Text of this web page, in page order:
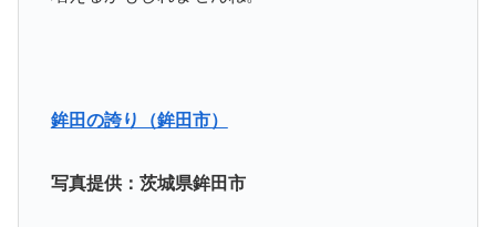
鉾田の誇り（鉾田市）
写真提供：茨城県鉾田市